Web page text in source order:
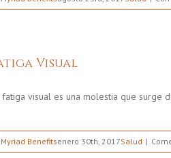
Visual
fatiga visual es una molestia que surge
Myriad Benefitsenero 30th, 2017Salud